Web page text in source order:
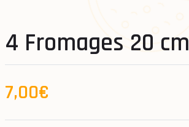
4 Fromages 20 cm
7,00€